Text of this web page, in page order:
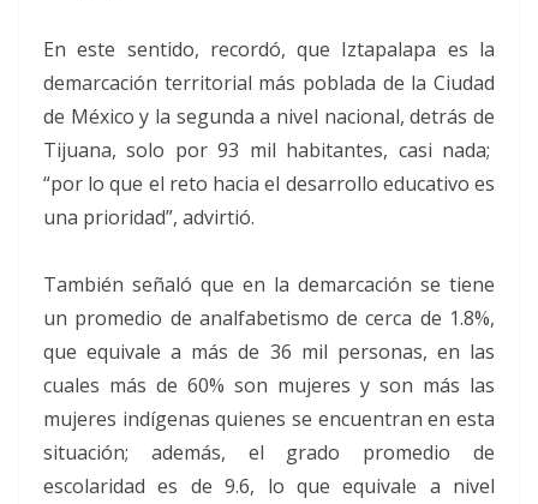
En este sentido, recordó, que Iztapalapa es la
demarcación territorial más poblada de la Ciudad
de México y la segunda a nivel nacional, detrás de
Tijuana, solo por 93 mil habitantes, casi nada;
“por lo que el reto hacia el desarrollo educativo es
una prioridad”, advirtió.
También señaló que en la demarcación se tiene
un promedio de analfabetismo de cerca de 1.8%,
que equivale a más de 36 mil personas, en las
cuales más de 60% son mujeres y son más las
mujeres indígenas quienes se encuentran en esta
situación; además, el grado promedio de
escolaridad es de 9.6, lo que equivale a nivel